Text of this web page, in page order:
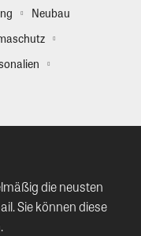
Neubau
die neusten
Sie können diese